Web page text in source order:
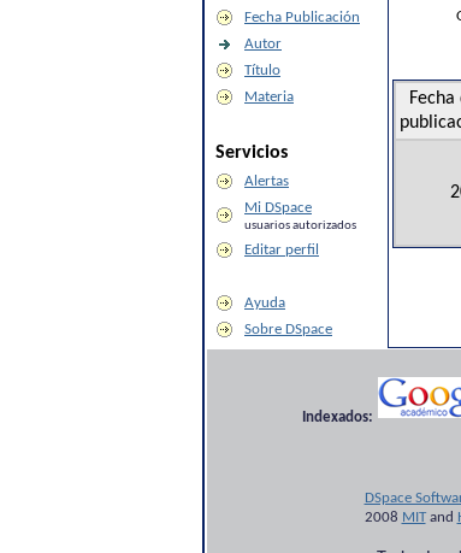
Fecha Publicación
Autor
Título
Materia
Servicios
Alertas
Mi DSpace
usuarios autorizados
Editar perfil
Ayuda
Sobre DSpace
Fecha
Indexados:
DSpace
2008 MITand